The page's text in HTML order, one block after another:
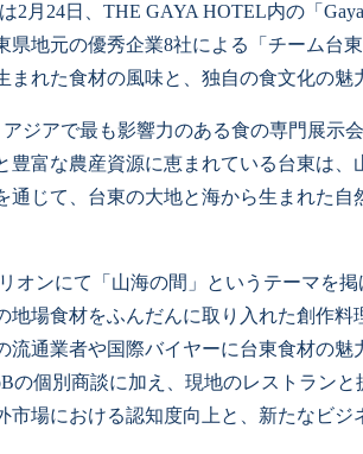
2月24日、THE GAYA HOTEL内の「
地元の優秀企業8社による「チーム
れた食材の風味と、独自の食文化の魅
ジアで最も影響力のある食の専門展
豊富な農産資源に恵まれている台東は
じて、台東の大地と海から生まれた
オンにて「山海の間」というテーマを
場食材をふんだんに取り入れた創作
通業者や国際バイヤーに台東食材の
の個別商談に加え、現地のレストラン
場における認知度向上と、新たなビジ